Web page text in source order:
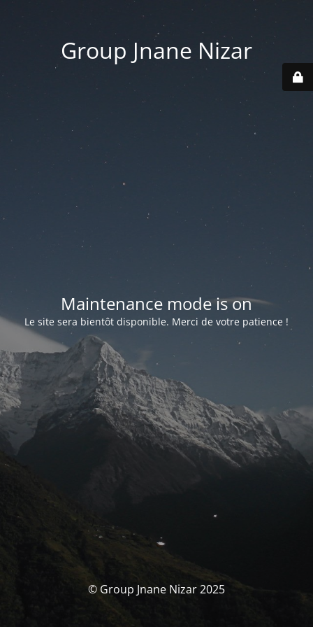
Group Jnane Nizar
Maintenance mode is on
Le site sera bientôt disponible. Merci de votre patience !
© Group Jnane Nizar 2025